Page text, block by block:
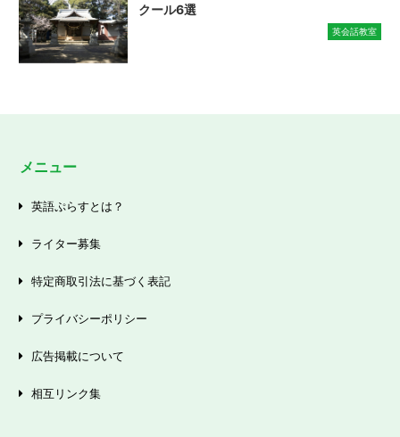
クール6選
英会話教室
メニュー
英語ぷらすとは？
ライター募集
特定商取引法に基づく表記
プライバシーポリシー
広告掲載について
相互リンク集